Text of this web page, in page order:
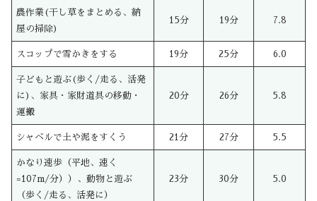
農作業(干し草をまとめる、納
屋の掃除)
15分 19分 7.8
スコップで雪かきをする 19分 25分 6.0
子どもと遊ぶ(歩く/走る、活発
に)、家具・家財道具の移動・
運搬
20分 26分 5.8
シャベルで土や泥をすくう 21分 27分 5.5
かなり速歩（平地、速く
=107m/分））、動物と遊ぶ
（歩く/走る、活発に）
23分 30分 5.0